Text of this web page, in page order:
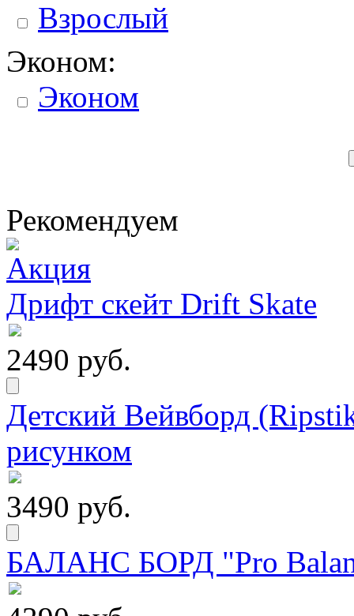
Взрослый
Эконом:
Эконом
Рекомендуем
Дрифт скейт Drift Skate
2490 руб.
Детский Вейвборд
рисунком
3490 руб.
БАЛАНС БОРД "Pro